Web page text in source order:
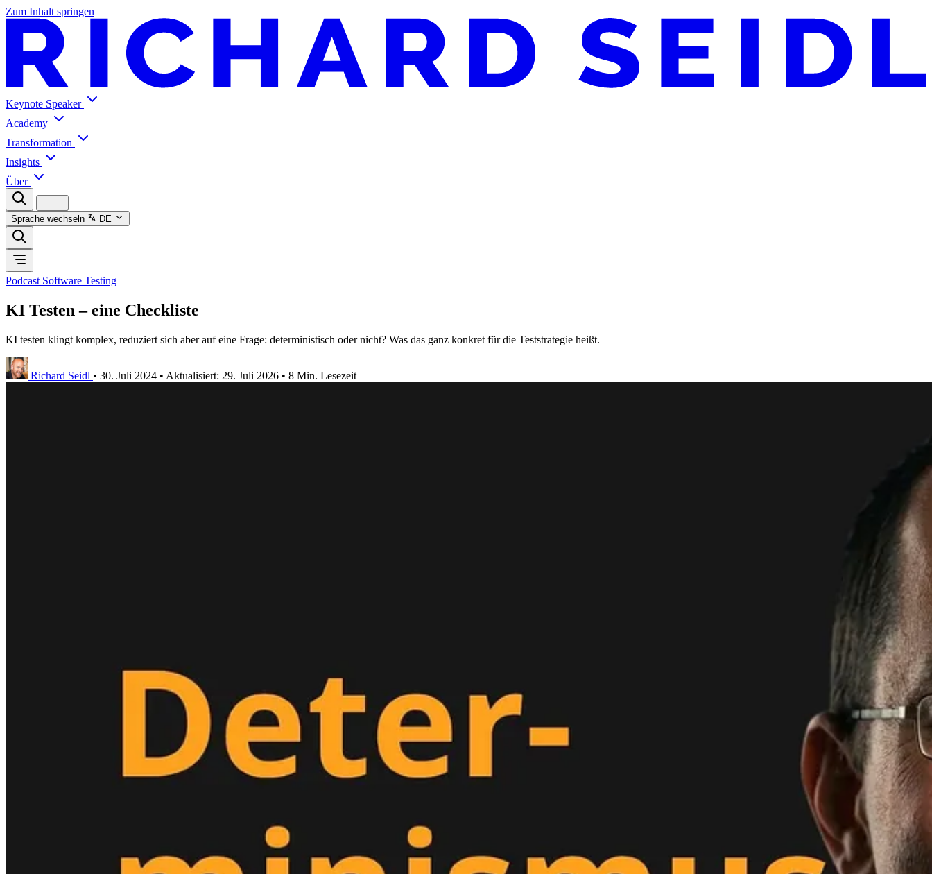
Zum Inhalt springen
Keynote Speaker
Academy
Transformation
Insights
Über
Sprache wechseln DE
Podcast Software Testing
KI Testen – eine Checkliste
KI testen klingt komplex, reduziert sich aber auf eine Frage: deterministisch oder nicht? Was das ganz konkret für die Teststrategie heißt.
Richard Seidl • 30. Juli 2024 • Aktualisiert: 29. Juli 2026 • 8 Min. Lesezeit